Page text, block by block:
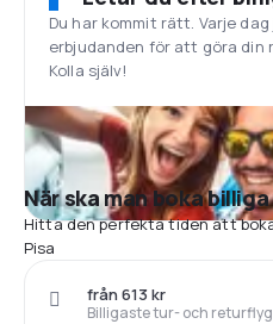
Du har kommit rätt. Varje
erbjudanden för att göra din
Kolla själv!
När ska man boka
Hitta den perfekta tiden att
Pisa
Billigaste tur- och
från 613 kr